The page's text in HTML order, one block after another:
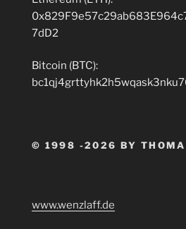
7dD2
Bitcoin (BTC):
© 1998 -2026 BY
www.wenzlaff.de